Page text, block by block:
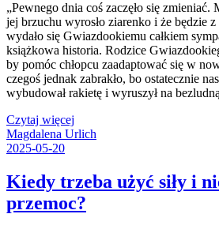
„Pewnego dnia coś zaczęło się zmieniać.
jej brzuchu wyrosło ziarenko i że będzie
wydało się Gwiazdookiemu całkiem
książkowa historia. Rodzice
by pomóc chłopcu zaadaptować się w
czegoś jednak zabrakło, bo ostatecznie
wybudował rakietę i wyruszył na bezludną
Czytaj więcej
Magdalena Urlich
2025-05-20
Kiedy trzeba użyć siły i
przemoc?